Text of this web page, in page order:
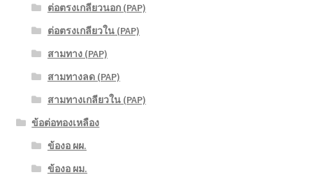
ต่อตรงเกลียวนอก (PAP)
ต่อตรงเกลียวใน (PAP)
สามทาง (PAP)
สามทางลด (PAP)
สามทางเกลียวใน (PAP)
ข้อต่อทองเหลือง
ข้องอ ผผ.
ข้องอ ผม.